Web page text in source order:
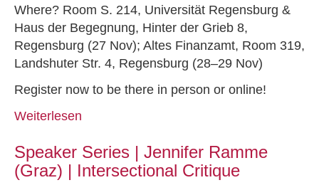
Where? Room S. 214, Universität Regensburg &
Haus der Begegnung, Hinter der Grieb 8,
Regensburg (27 Nov); Altes Finanzamt, Room 319,
Landshuter Str. 4, Regensburg (28–29 Nov)
Register now to be there in person or online!
Weiterlesen
Speaker Series | Jennifer Ramme
(Graz) | Intersectional Critique